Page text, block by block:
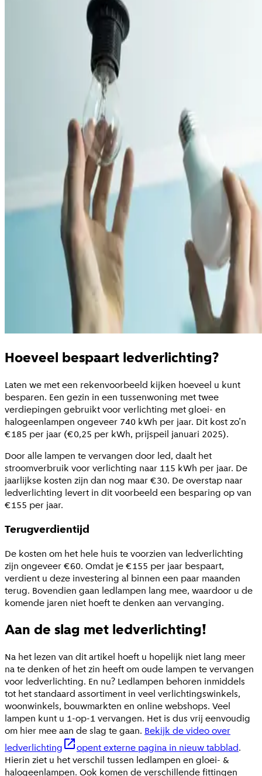
Hoeveel bespaart ledverlichting?
Laten we met een rekenvoorbeeld kijken hoeveel u kunt
besparen. Een gezin in een tussenwoning met twee
verdiepingen gebruikt voor verlichting met gloei- en
halogeenlampen ongeveer 740 kWh per jaar. Dit kost zo’n
€185 per jaar (€0,25 per kWh, prijspeil januari 2025).
Door alle lampen te vervangen door led, daalt het
stroomverbruik voor verlichting naar 115 kWh per jaar. De
jaarlijkse kosten zijn dan nog maar €30. De overstap naar
ledverlichting levert in dit voorbeeld een besparing op van
€155 per jaar.
Terugverdientijd
De kosten om het hele huis te voorzien van ledverlichting
zijn ongeveer €60. Omdat je €155 per jaar bespaart,
verdient u deze investering al binnen een paar maanden
terug. Bovendien gaan ledlampen lang mee, waardoor u de
komende jaren niet hoeft te denken aan vervanging.
Aan de slag met ledverlichting!
Na het lezen van dit artikel hoeft u hopelijk niet lang meer
na te denken of het zin heeft om oude lampen te vervangen
voor ledverlichting. En nu? Ledlampen behoren inmiddels
tot het standaard assortiment in veel verlichtingswinkels,
woonwinkels, bouwmarkten en online webshops. Veel
lampen kunt u 1-op-1 vervangen. Het is dus vrij eenvoudig
om hier mee aan de slag te gaan. Bekijk de video over
ledverlichting
opent externe pagina in nieuw tabblad.
Hierin ziet u het verschil tussen ledlampen en gloei- &
halogeenlampen. Ook komen de verschillende fittingen